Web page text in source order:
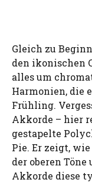
Gleich zu
den ikonischen
alles um
Harmonien, die
Frühling.
Akkorde – hier
gestapelte
Pie. Er zeigt,
der oberen
Akkorde diese